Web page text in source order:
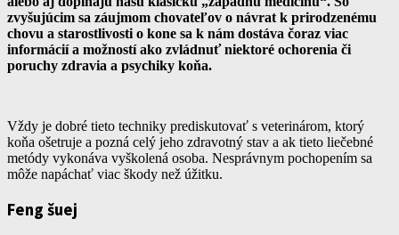
zvyšujúcim sa záujmom chovateľov o návrat k prirodzenému
chovu a starostlivosti o kone sa k nám dostáva čoraz viac
informácií a možností ako zvládnuť niektoré ochorenia či
poruchy zdravia a psychiky koňa.
Vždy je dobré tieto techniky prediskutovať s veterinárom, ktorý
koňa ošetruje a pozná celý jeho zdravotný stav a ak tieto liečebné
metódy vykonáva vyškolená osoba. Nesprávnym pochopením sa
môže napáchať viac škody než úžitku.
Feng šuej